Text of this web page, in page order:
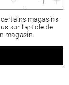
magasins
sur l'article de
magasin.